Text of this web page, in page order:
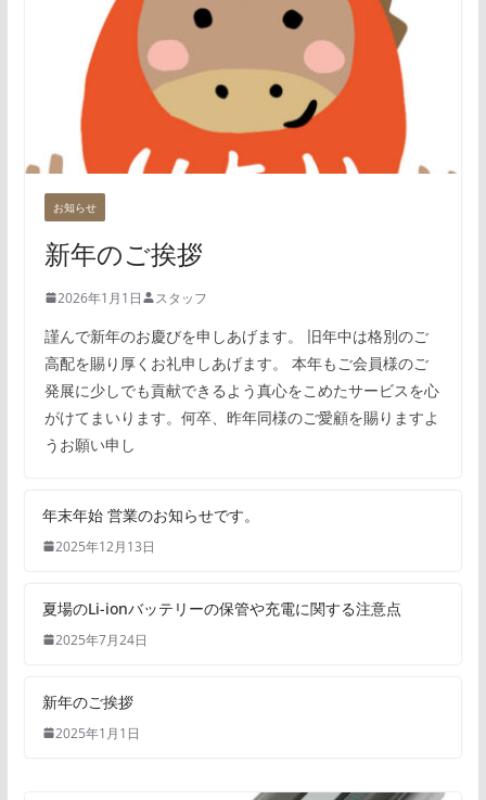
お知らせ
新年のご挨拶
2026年1月1日 スタッフ
謹んで新年のお慶びを申しあげます。 旧年中は格別のご
高配を賜り厚くお礼申しあげます。 本年もご会員様のご
発展に少しでも貢献できるよう真心をこめたサービスを心
がけてまいります。何卒、昨年同様のご愛顧を賜りますよ
うお願い申し
年末年始 営業のお知らせです。
2025年12月13日
夏場のLi-ionバッテリーの保管や充電に関する注意点
2025年7月24日
新年のご挨拶
2025年1月1日